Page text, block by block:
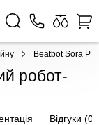
Beatbot Sora P7
робот-
Відгуки (0)